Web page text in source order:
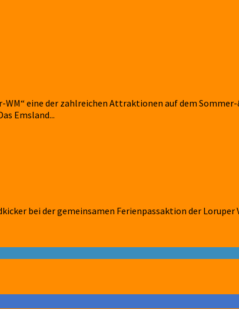
eine der zahlreichen Attraktionen auf dem
Emsland...
bei der gemeinsamen Ferienpassaktion der